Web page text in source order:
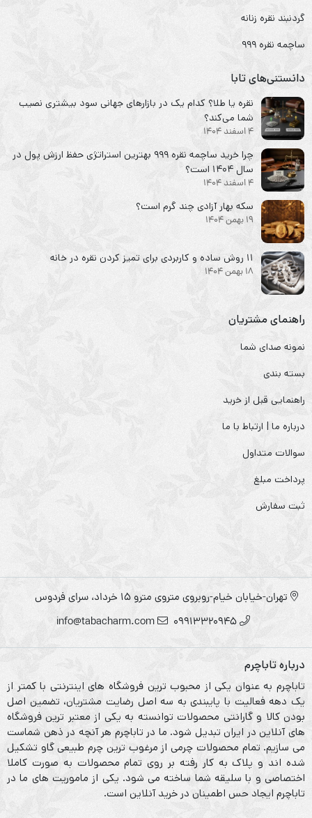
گردنبند نقره زنانه
ساچمه نقره ۹۹۹
دانستنی‌های تابا
نقره یا طلا؟ کدام یک در بازارهای جهانی سود بیشتری نصیب
شما می‌کند؟
4 اسفند 1404
چرا خرید ساچمه نقره ۹۹۹ بهترین استراتژی حفظ ارزش پول در
سال ۱۴۰۴ است؟
4 اسفند 1404
سکه‌ بهار آزادی چند گرم است؟
19 بهمن 1404
۱۱ روش ساده و کاربردی برای تمیز کردن نقره در خانه
18 بهمن 1404
راهنمای مشتریان
نمونه صدای شما
بسته بندی
راهنمایی قبل از خرید
درباره ما | ارتباط با ما
سوالات متداول
پرداخت مبلغ
ثبت سفارش
تهران-خیابان خیام-روبروی متروی مترو ۱۵ خرداد، سرای فردوس
09913320945
info@tabacharm.com
درباره تاباچرم
تاباچرم به عنوان یکی از محبوب ترین فروشگاه های اینترنتی با کمتر از
یک دهه فعالیت با پایبندی به سه اصل رضایت مشتریان، تضمین اصل
بودن کالا و گارانتی محصولات توانسته به یکی از معتبر ترین فروشگاه
های آنلاین در ایران تبدیل شود. ما در تاباچرم هر آنچه در ذهن شماست
می سازیم. تمام محصولات چرمی از مرغوب ترین چرم طبیعی گاو تشکیل
شده اند و پلاک به کار رفته بر روی تمام محصولات به صورت کاملا
اختصاصی و با سلیقه شما ساخته می شود. یکی از ماموریت های ما در
تاباچرم ایجاد حس اطمینان در خرید آنلاین است.